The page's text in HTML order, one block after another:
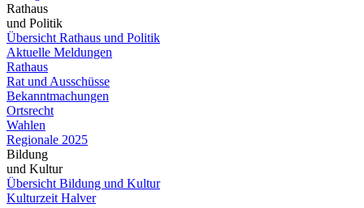
Rathaus
und Politik
Übersicht Rathaus und Politik
Aktuelle Meldungen
Rathaus
Rat und Ausschüsse
Bekanntmachungen
Ortsrecht
Wahlen
Regionale 2025
Bildung
und Kultur
Übersicht Bildung und Kultur
Kulturzeit Halver